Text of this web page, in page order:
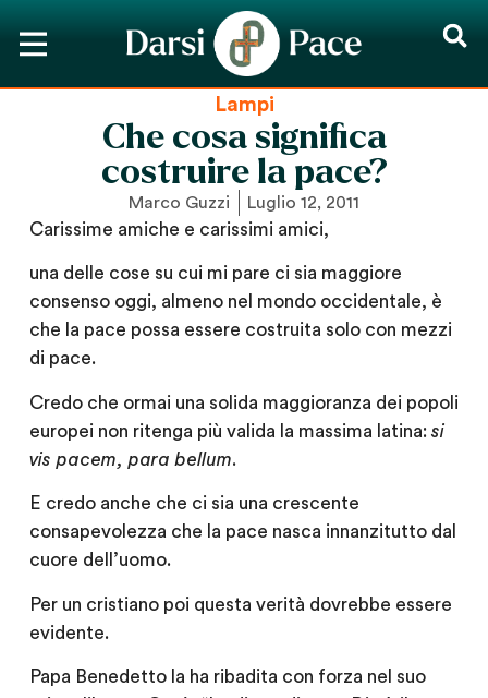
Lampi
Che cosa significa
costruire la pace?
Marco Guzzi Luglio 12, 2011
Carissime amiche e carissimi amici,
una delle cose su cui mi pare ci sia maggiore
consenso oggi, almeno nel mondo occidentale, è
che la pace possa essere costruita solo con mezzi
di pace.
Credo che ormai una solida maggioranza dei popoli
europei non ritenga più valida la massima latina: si
vis pacem, para bellum.
E credo anche che ci sia una crescente
consapevolezza che la pace nasca innanzitutto dal
cuore dell’uomo.
Per un cristiano poi questa verità dovrebbe essere
evidente.
Papa Benedetto la ha ribadita con forza nel suo